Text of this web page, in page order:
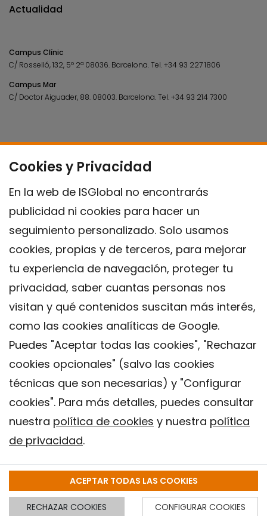
Cookies y Privacidad
En la web de ISGlobal no encontrarás
publicidad ni cookies para hacer un
seguimiento personalizado. Solo usamos
cookies, propias y de terceros, para mejorar
tu experiencia de navegación, proteger tu
privacidad, saber cuantas personas nos
visitan y qué contenidos suscitan más interés,
como las cookies analíticas de Google.
Puedes "Aceptar todas las cookies", "Rechazar
cookies opcionales" (salvo las cookies
técnicas que son necesarias) y "Configurar
cookies". Para más detalles, puedes consultar
nuestra política de cookies y nuestra política
de privacidad.
ACEPTAR TODAS LAS COOKIES
RECHAZAR COOKIES CONFIGURAR COOKIES
Actualidad
Campus Clínic
C/ Rosselló, 132, 5º 2ª 08036. Barcelona.Tel.+34 93 227 1806
Campus Mar
C/ Doctor Aiguader, 88. 08003. Barcelona.Tel.+34 93 214 7300
Contacto
Política de privacidad
Política de Cookies
Instituto de Salud Global de Barcelona (ISGlobal), 2018.